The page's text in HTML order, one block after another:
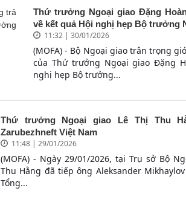
Thứ trưởng Ngoại giao Đặng
về kết quả Hội nghị hẹp Bộ trưởng
11:32 | 30/01/2026
(MOFA) - Bộ Ngoại giao trân trọng
của Thứ trưởng Ngoại giao Đặng
nghị hẹp Bộ trưởng...
Thứ trưởng Ngoại giao Lê Thị Thu
Zarubezhneft Việt Nam
11:48 | 29/01/2026
(MOFA) - Ngày 29/01/2026, tại Trụ sở Bộ
Thu Hằng đã tiếp ông Aleksander
Tổng...